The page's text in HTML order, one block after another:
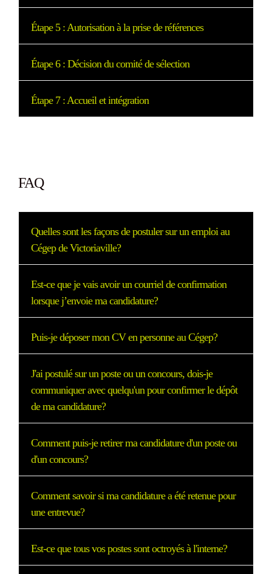
Étape 5 : Autorisation à la prise de références
Étape 6 : Décision du comité de sélection
Étape 7 : Accueil et intégration
FAQ
Quelles sont les façons de postuler sur un emploi au
Cégep de Victoriaville?
Est-ce que je vais avoir un courriel de confirmation
lorsque j’envoie ma candidature?
Puis-je déposer mon CV en personne au Cégep?
J'ai postulé sur un poste ou un concours, dois-je
communiquer avec quelqu'un pour confirmer le dépôt
de ma candidature?
Comment puis-je retirer ma candidature d'un poste ou
d'un concours?
Comment savoir si ma candidature a été retenue pour
une entrevue?
Est-ce que tous vos postes sont octroyés à l'interne?